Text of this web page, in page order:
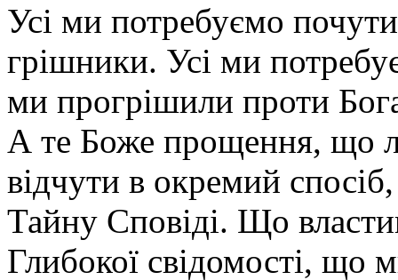
Усі ми потребуємо
грішники. Усі ми
ми прогрішили проти
А те Боже прощення, що
відчути в окремий
Тайну Сповіді. Що
Глибокої свідомості,